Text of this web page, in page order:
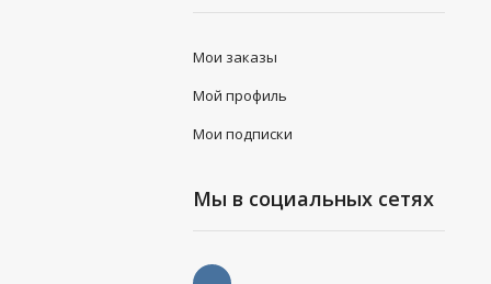
Мои заказы
Мой профиль
Мои подписки
Мы в социальных сетях